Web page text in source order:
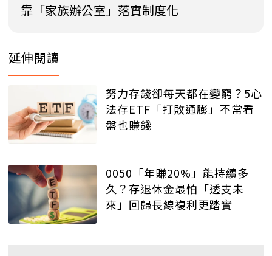
靠「家族辦公室」落實制度化
延伸閱讀
努力存錢卻每天都在變窮？5心
法存ETF「打敗通膨」不常看
盤也賺錢
0050「年賺20%」能持續多
久？存退休金最怕「透支未
來」回歸長線複利更踏實